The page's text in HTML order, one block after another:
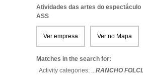
Atividades das artes do espectáculo
ASS
Ver empresa Ver no Mapa
Matches in the search for:
Activity categories: ...RANCHO